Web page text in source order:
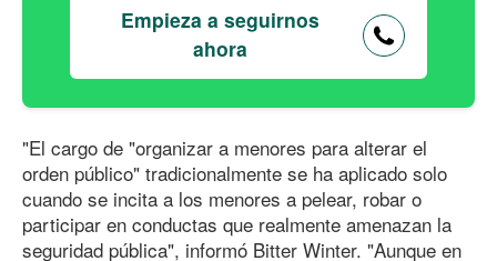
Empieza a seguirnos
ahora
"El cargo de "organizar a menores para alterar el
orden público" tradicionalmente se ha aplicado solo
cuando se incita a los menores a pelear, robar o
participar en conductas que realmente amenazan la
seguridad pública", informó Bitter Winter. "Aunque en